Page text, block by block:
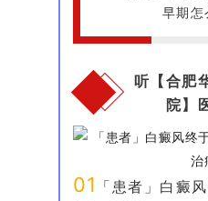
听【合肥
院】
01 「患者」白癜